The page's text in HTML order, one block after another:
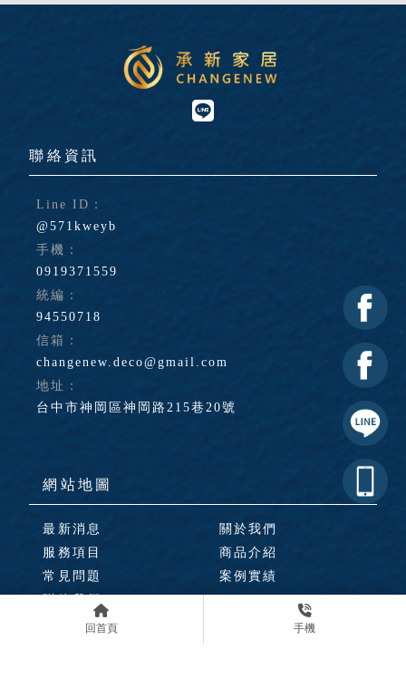
回首頁 手機
@571kweyb
0919371559
94550718
changenew.deco@gmail.com
台中市神岡區神岡路215巷20號
最新消息
關於我們
服務項目
商品介紹
常見問題
案例實績
台中建材行 豐原建材行